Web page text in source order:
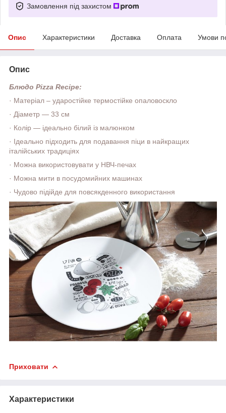
Замовлення під захистом
Опис Характеристики Доставка Оплата Умови
Опис
Блюдо Pizza Recipe:
· Матеріал – ударостійке термостійке опаловоскло
· Діаметр — 33 см
· Колір — ідеально білий із малюнком
· Ідеально підходить для подавання піци в найкращих
італійських традиціях
· Можна використовувати у НВЧ-печах
· Можна мити в посудомийних машинах
· Чудово підійде для повсякденного використання
Приховати
Характеристики